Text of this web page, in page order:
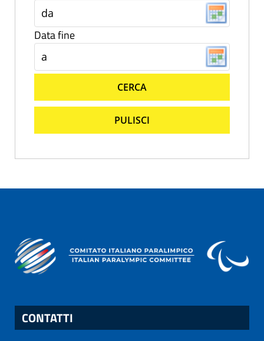
Data fine
CERCA
PULISCI
CONTATTI